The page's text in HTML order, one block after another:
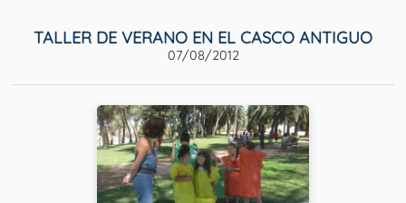
TALLER DE VERANO EN EL CASCO ANTIGUO
07/08/2012